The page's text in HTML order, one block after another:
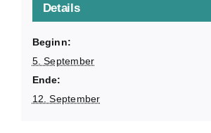
Details
Beginn:
5. September
Ende:
12. September